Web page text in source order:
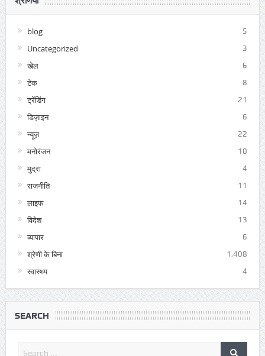
blog 5
Uncategorized 3
खेल 6
टेक 8
ट्रेंडिंग 21
डिज़ाइन 6
न्यूज़ 22
मनोरंजन 10
मुद्रा 4
राजनीति 11
लाइफ 14
विदेश 13
व्यापार 6
श्रेणी के बिना 1,408
स्वास्थ्य 4
SEARCH